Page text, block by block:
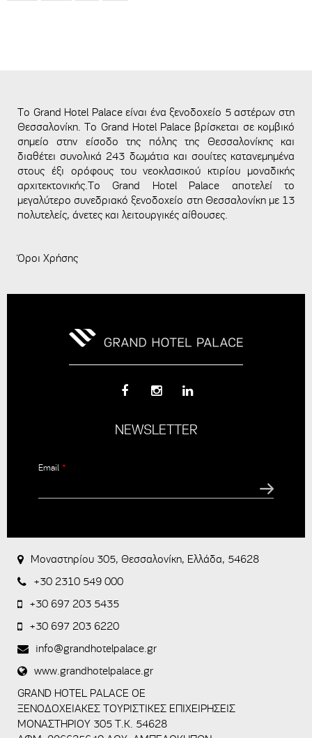
To Grand Hotel Palace είναι ένα ξενοδοχείο 5 αστέρων στη
Θεσσαλονίκη. Το Grand Hotel Palace βρίσκεται σε κομβικό
σημείο στην είσοδο της πόλης της Θεσσαλονίκης και
διαθέτει συνολικά 243 δωμάτια και σουίτες κατανεμημένα
στους έξι ορόφους του νεοκλασικού κτιρίου μοναδικής
αρχιτεκτονικής.Το Grand Hotel Palace αποτελεί το
μεγαλύτερο συνεδριακό ξενοδοχείο στη Θεσσαλονίκη με 13
πολυτελείς, άνετες και λειτουργικές αίθουσες.
Όροι Χρήσης
NEWSLETTER
Email *
question is
whether or
not you are
visitor and to
automated
submissions.
5+2
Μοναστηρίου 305, Θεσσαλονίκη, Ελλάδα, 54628
+30 2310 549 000
+30 697 203 5435
+30 697 203 6220
info@grandhotelpalace.gr
www.grandhotelpalace.gr
GRAND HOTEL PALACE OE
ΞΕΝΟΔΟΧΕΙΑΚΕΣ ΤΟΥΡΙΣΤΙΚΕΣ ΕΠΙΧΕΙΡΗΣΕΙΣ
ΜΟΝΑΣΤΗΡΙΟΥ 305 Τ.Κ. 54628